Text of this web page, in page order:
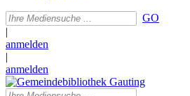
GO
|
anmelden
|
anmelden